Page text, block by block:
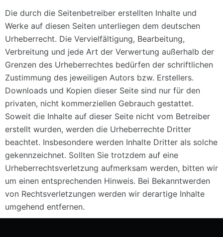
Die durch die Seitenbetreiber erstellten Inhalte und
Werke auf diesen Seiten unterliegen dem deutschen
Urheberrecht. Die Vervielfältigung, Bearbeitung,
Verbreitung und jede Art der Verwertung außerhalb der
Grenzen des Urheberrechtes bedürfen der schriftlichen
Zustimmung des jeweiligen Autors bzw. Erstellers.
Downloads und Kopien dieser Seite sind nur für den
privaten, nicht kommerziellen Gebrauch gestattet.
Soweit die Inhalte auf dieser Seite nicht vom Betreiber
erstellt wurden, werden die Urheberrechte Dritter
beachtet. Insbesondere werden Inhalte Dritter als solche
gekennzeichnet. Sollten Sie trotzdem auf eine
Urheberrechtsverletzung aufmerksam werden, bitten wir
um einen entsprechenden Hinweis. Bei Bekanntwerden
von Rechtsverletzungen werden wir derartige Inhalte
umgehend entfernen.